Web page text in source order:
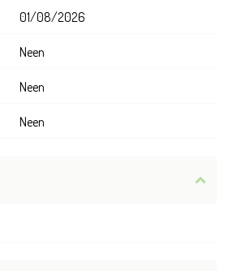
01/08/2026
Neen
Neen
Neen